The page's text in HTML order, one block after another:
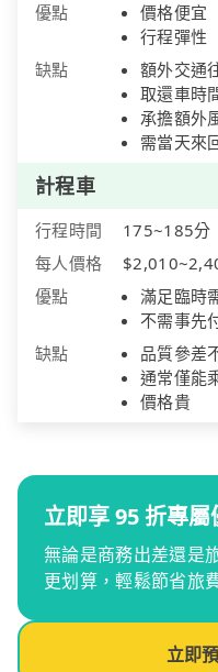
優點
價格便宜
行程彈性
缺點
額外交通
取還車時
承擔額外
需當天來
計程車
行程時間
175~185分
每人價格
優點
滿足臨時
不需事先
缺點
品質參差
通常僅能
價格貴
立即享 95 折專屬
無論是商務出差還是
更划算，輕鬆節省旅
立即